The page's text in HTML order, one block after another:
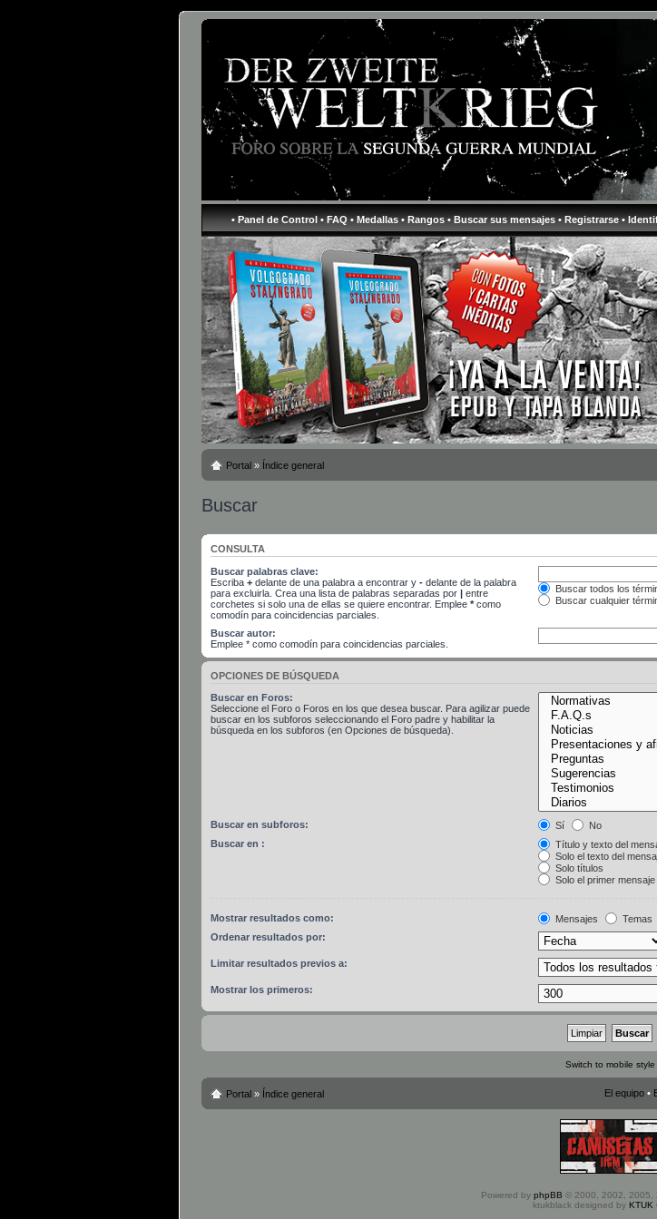
• Panel de Control • FAQ • Medallas • Rangos • Buscar sus mensajes • Registrarse •
Portal » Índice general
Buscar
CONSULTA
Buscar palabras clave:
Escriba + delante de una palabra a encontrar y - delante de la palabra
para excluirla. Crea una lista de palabras separadas por | entre
corchetes si solo una de ellas se quiere encontrar. Emplee *como
comodín para coincidencias parciales.
Buscar todos los
Buscar cualquier
Buscar autor:
Emplee * como comodín para coincidencias parciales.
OPCIONES DE BÚSQUEDA
Buscar en Foros:
Seleccione el Foro o Foros en los que desea buscar. Para agilizar puede
buscar en los subforos seleccionando el Foro padre y habilitar la
búsqueda en los subforos (en Opciones de búsqueda).
Buscar en subforos: Sí
No
Buscar en :
Título y texto del
Solo el texto del
Solo títulos
Solo el primer
Mostrar resultados como: Mensajes
Temas
Ordenar resultados por:
Limitar resultados previos a:
Mostrar los primeros:
Switch to mobile style
Portal » Índice general El equipo •
Powered by phpBB © 2000, 2002, 2005,
ktukblack designed by KTUK